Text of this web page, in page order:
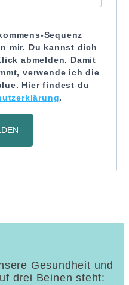
Sequenz
mir. Du kannst dich
abmelden. Damit
verwende ich die
Hier findest du
.
Gesundheit und
drei Beinen steht: